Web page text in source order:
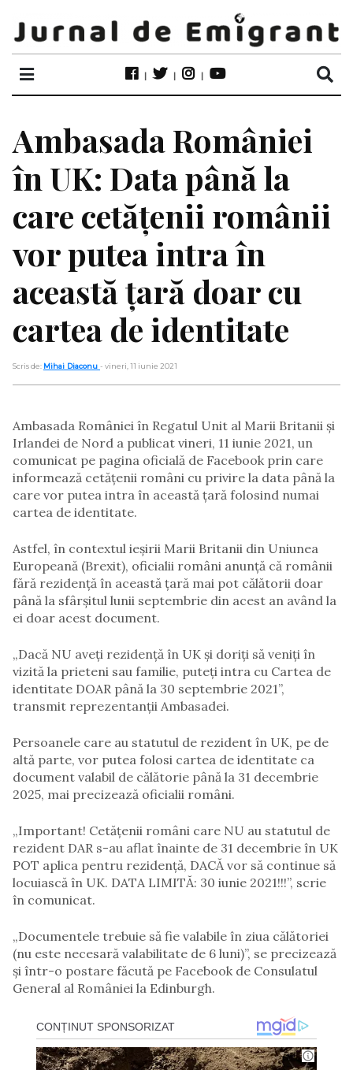
Ambasada României
în UK: Data până la
care cetățenii românii
vor putea intra în
această țară doar cu
cartea de identitate
Scris de: Mihai Diaconu - vineri, 11 iunie 2021
Ambasada României în Regatul Unit al Marii Britanii și
Irlandei de Nord a publicat vineri, 11 iunie 2021, un
comunicat pe pagina oficială de Facebook prin care
informează cetățenii români cu privire la data până la
care vor putea intra în această țară folosind numai
cartea de identitate.
Astfel, în contextul ieșirii Marii Britanii din Uniunea
Europeană (Brexit), oficialii români anunță că românii
fără rezidență în această țară mai pot călătorii doar
până la sfârșitul lunii septembrie din acest an având la
ei doar acest document.
„Dacă NU aveți rezidență în UK și doriți să veniți în
vizită la prieteni sau familie, puteți intra cu Cartea de
identitate DOAR până la 30 septembrie 2021”,
transmit reprezentanții Ambasadei.
Persoanele care au statutul de rezident în UK, pe de
altă parte, vor putea folosi cartea de identitate ca
document valabil de călătorie până la 31 decembrie
2025, mai precizează oficialii români.
„Important! Cetățenii români care NU au statutul de
rezident DAR s-au aflat înainte de 31 decembrie în UK
POT aplica pentru rezidență, DACĂ vor să continue să
locuiască în UK. DATA LIMITĂ: 30 iunie 2021!!!”, scrie
în comunicat.
„Documentele trebuie să fie valabile în ziua călătoriei
(nu este necesară valabilitate de 6 luni)”, se precizează
și într-o postare făcută pe Facebook de Consulatul
General al României la Edinburgh.